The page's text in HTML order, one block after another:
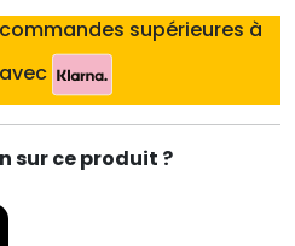
supérieures à
sur ce produit ?